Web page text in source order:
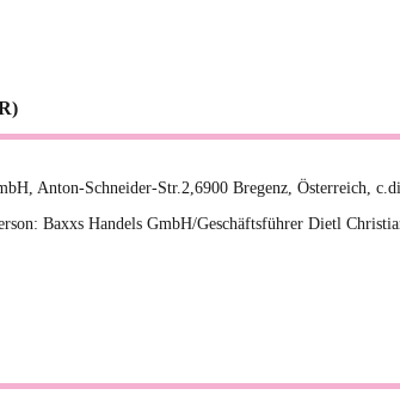
Anton-Schneider-Str.2,6900 Bregenz, Österreich,
Baxxs Handels GmbH/Geschäftsführer Dietl